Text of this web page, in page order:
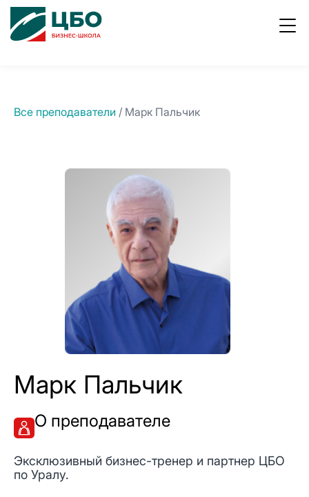
Все преподаватели / Марк Пальчик
Марк Пальчик
О преподавателе
Эксклюзивный бизнес-тренер и партнер ЦБО
по Уралу.